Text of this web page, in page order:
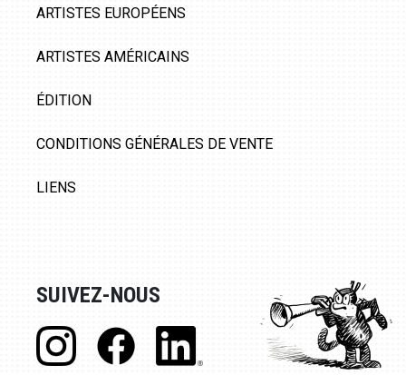
ARTISTES EUROPÉENS
ARTISTES AMÉRICAINS
ÉDITION
CONDITIONS GÉNÉRALES DE VENTE
LIENS
SUIVEZ-NOUS